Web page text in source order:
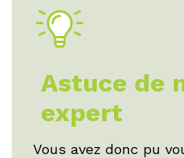
Astuce de
expert
Vous avez donc pu